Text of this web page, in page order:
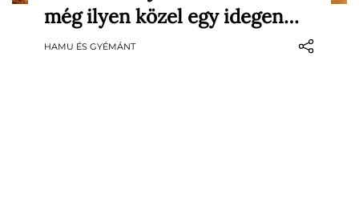
legfrissebb sajtótájékoztatója, ahol a
tudósok bejelentették: a valaha volt
még ilyen közel egy idegen…
HAMU ÉS GYÉMÁNT